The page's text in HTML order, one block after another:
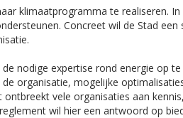
klimaatprogramma te realiseren.
Concreet wil de Stad
nodige expertise rond energie op
organisatie, mogelijke
vele organisaties aan
wil hier een antwoord op